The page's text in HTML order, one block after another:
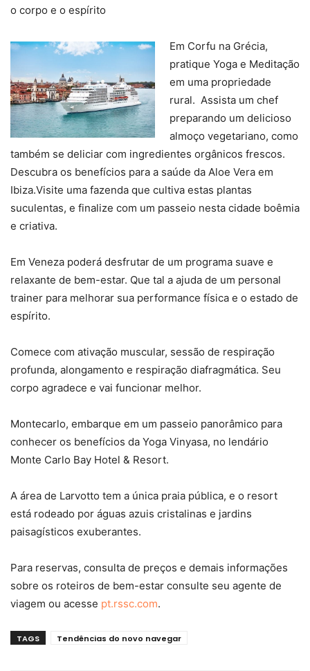
o corpo e o espírito
Em Corfu na Grécia,
pratique Yoga e Meditação
em uma propriedade
rural. Assista um chef
preparando um delicioso
almoço vegetariano, como
também se deliciar com ingredientes orgânicos frescos.
Descubra os benefícios para a saúde da Aloe Vera em
Ibiza.Visite uma fazenda que cultiva estas plantas
suculentas, e finalize com um passeio nesta cidade boêmia
e criativa.
Em Veneza poderá desfrutar de um programa suave e
relaxante de bem-estar. Que tal a ajuda de um personal
trainer para melhorar sua performance física e o estado de
espírito.
Comece com ativação muscular, sessão de respiração
profunda, alongamento e respiração diafragmática. Seu
corpo agradece e vai funcionar melhor.
Montecarlo, embarque em um passeio panorâmico para
conhecer os benefícios da Yoga Vinyasa, no lendário
Monte Carlo Bay Hotel & Resort.
A área de Larvotto tem a única praia pública, e o resort
está rodeado por águas azuis cristalinas e jardins
paisagísticos exuberantes.
Para reservas, consulta de preços e demais informações
sobre os roteiros de bem-estar consulte seu agente de
viagem ou acesse pt.rssc.com.
TAGS Tendências do novo navegar